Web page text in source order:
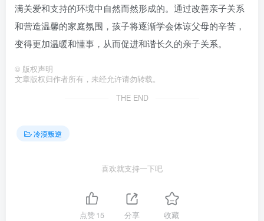
满关爱和支持的环境中自然而然形成的。通过改善亲子关系
和营造温馨的家庭氛围，孩子将逐渐学会体谅父母的辛苦，
变得更加温暖和懂事，从而促进和谐长久的亲子关系。
© 版权声明
文章版权归作者所有，未经允许请勿转载。
THE END
冷漠叛逆
喜欢就支持一下吧
点赞15 分享 收藏